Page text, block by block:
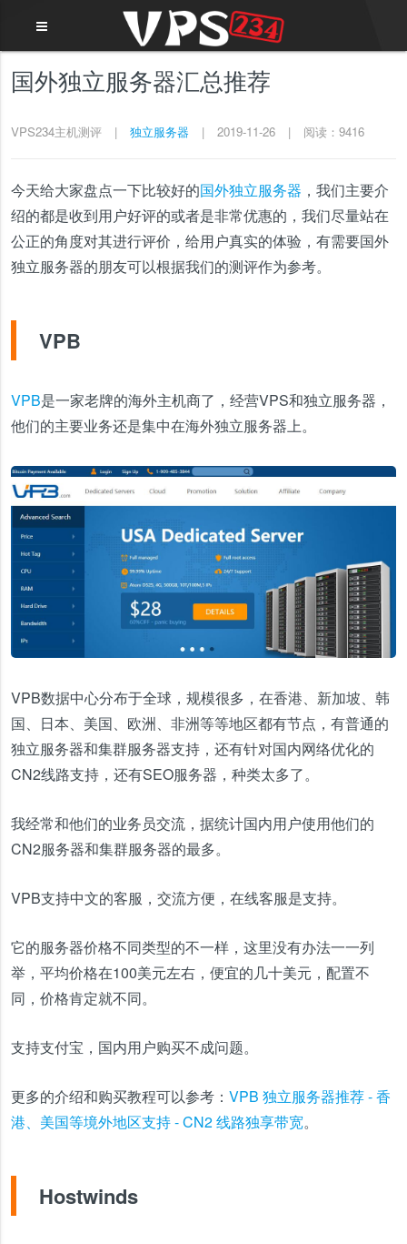
国外独立服务器汇总推荐
VPS234主机测评 | 独立服务器 | 2019-11-26 | 阅读：9416
今天给大家盘点一下比较好的国外独立服务器 ，我们主要介
绍的都是收到用户好评的或者是非常优惠的，我们尽量站在
公正的角度对其进行评价，给用户真实的体验，有需要国外
独立服务器的朋友可以根据我们的测评作为参考。
VPB
VPB是一家老牌的海外主机商了，经营VPS和独立服务器，
他们的主要业务还是集中在海外独立服务器上。
VPB数据中心分布于全球，规模很多，在香港、新加坡、韩
国、日本、美国、欧洲、非洲等等地区都有节点，有普通的
独立服务器和集群服务器支持，还有针对国内网络优化的
CN2线路支持，还有SEO服务器，种类太多了。
我经常和他们的业务员交流，据统计国内用户使用他们的
CN2服务器和集群服务器的最多。
VPB支持中文的客服，交流方便，在线客服是支持。
它的服务器价格不同类型的不一样，这里没有办法一一列
举，平均价格在100美元左右，便宜的几十美元，配置不
同，价格肯定就不同。
支持支付宝，国内用户购买不成问题。
更多的介绍和购买教程可以参考： VPB 独立服务器推荐 - 香
港、美国等境外地区支持 - CN2 线路独享带宽。
Hostwinds